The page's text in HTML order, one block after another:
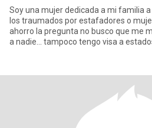
Soy una mujer dedicada a mi familia a mi
los traumados por estafadores o
ahorro la pregunta no busco que me